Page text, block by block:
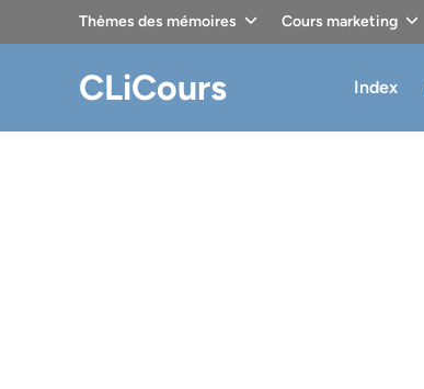
Thèmes des mémoires Cours marketing
CLiCours Index